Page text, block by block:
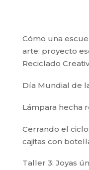
Cómo una
arte: proyecto
Reciclado
Día Mundial de
Lámpara hecha
Cerrando el
cajitas con
Taller 3: Joyas